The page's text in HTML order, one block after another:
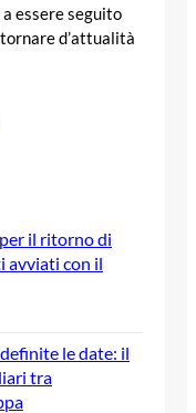
essere seguito
d’attualità
il ritorno di
avviati con il
le date: il
tra